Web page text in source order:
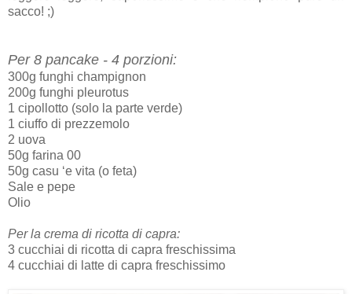
sacco! ;)
Per 8 pancake - 4 porzioni:
300g funghi champignon
200g funghi pleurotus
1 cipollotto (solo la parte verde)
1 ciuffo di prezzemolo
2 uova
50g farina 00
50g casu ‘e vita (o feta)
Sale e pepe
Olio
Per la crema di ricotta di capra:
3 cucchiai di ricotta di capra freschissima
4 cucchiai di latte di capra freschissimo